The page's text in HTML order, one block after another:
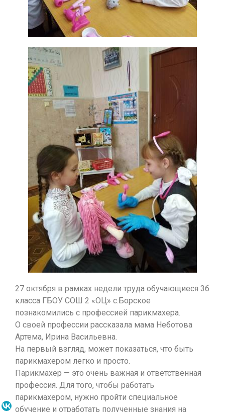
27 октября в рамках недели труда обучающиеся 3б
класса ГБОУ СОШ 2 «ОЦ» с.Борское
познакомились с профессией парикмахера.
О своей профессии рассказала мама Неботова
Артема, Ирина Васильевна.
На первый взгляд, может показаться, что быть
парикмахером легко и просто.
Парикмахер — это очень важная и ответственная
профессия. Для того, чтобы работать
парикмахером, нужно пройти специальное
обучение и отработать полученные знания на